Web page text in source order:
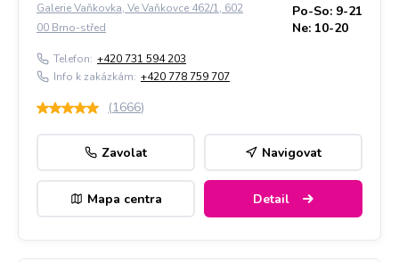
Galerie Vaňkovka, Ve Vaňkovce 462/1, 602
00 Brno-střed
Po-So: 9-21
Ne: 10-20
Telefon: +420 731 594 203
Info k zakázkám: +420 778 759 707
(1666)
Zavolat Navigovat
Mapa centra Detail